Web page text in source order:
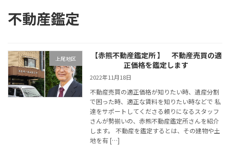
不動産鑑定
上尾地区
【赤熊不動産鑑定所 】 不動産売買の適
正価格を鑑定します
2022年11月18日
不動産売買の適正価格が知りたい時、遺産分割
で困った時、適正な賃料を知りたい時などで 私
達をサポートしてくださる頼りになるスタッフ
さんが勢揃いの、赤熊不動産鑑定所さんを紹介
します。 不動産を鑑定するとは、その建物や土
地を有 […]